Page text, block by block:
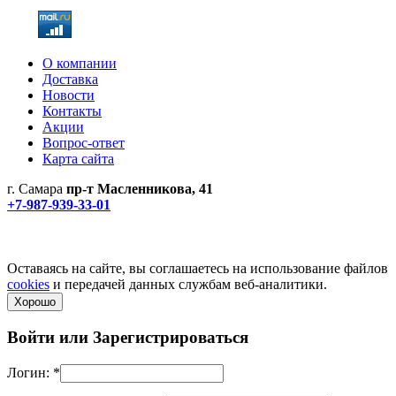
О компании
Доставка
Новости
Контакты
Акции
Вопрос-ответ
Карта сайта
г. Самара пр-т Масленникова, 41
+7-987-939-33-01
Оставаясь на сайте, вы соглашаетесь на использование файлов
cookies и передачей данных службам веб-аналитики.
Хорошо
Войти или Зарегистрироваться
Логин: *